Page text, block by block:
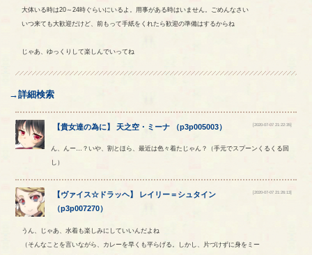
大体いる時は20～24時ぐらいにいるよ。用事がある時はいません。ごめんなさい
いつ来ても大歓迎だけど、前もって手紙をくれたら歓迎の準備はするからね
じゃあ、ゆっくりして楽しんでいってね
→詳細検索
【貴女達の為に 】 天之空 ・ ミーナ （p3p005003） [2020-07-07 21:22:35]
ん、んー…？いや、割とほら、最近は色々着たじゃん？（手元でスプーンくるくる回
し）
【ヴァイス☆ドラッヘ】 レイリー＝ シュタイン
（p3p007270）
[2020-07-07 21:26:13]
うん、じゃあ、水着も楽しみにしていいんだよね
（そんなことを言いながら、カレーを早くも平らげる。しかし、片づけずに身をミー